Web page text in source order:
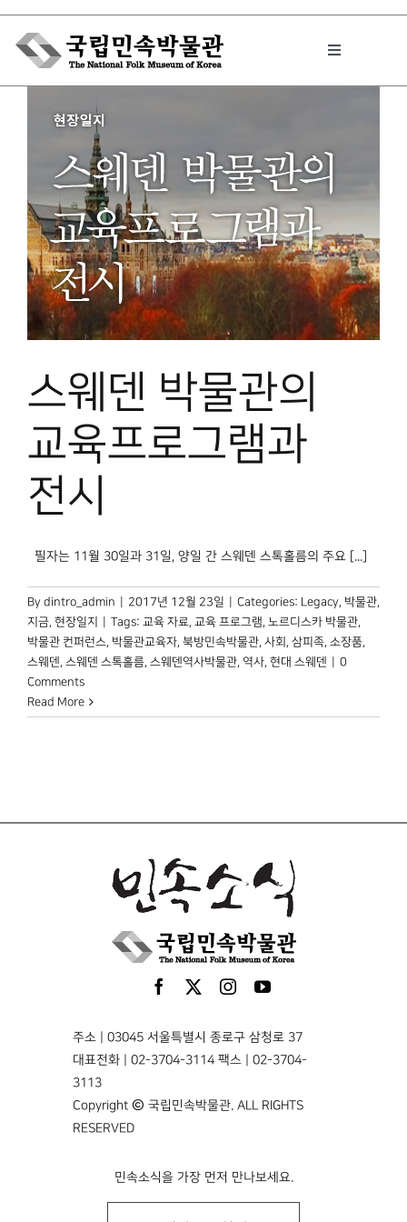
Skip
content
Toggle
박물관에서는
민속이야기
민속 인사이드
원문보기 PDF
박물관 홈페이지
스웨덴​ 박물관의
교육프로그램과
전시​
필자는 11월 30일과 31일, 양일 간 스웨덴 스톡홀름의 주요 [...]
By dintro_admin 2017년 12월 23일 Categories: Legacy, 박물관,
지금, 현장일지 Tags: 교육 자료, 교육 프로그램, 노르디스카 박물관,
박물관 컨퍼런스, 박물관교육자, 북방민속박물관, 사회 , 삼피족, 소장품,
스웨덴, 스웨덴 스톡홀름, 스웨덴역사박물관, 역사, 현대 스웨덴
0
Comments
Read More
주소 | 03045 서울특별시 종로구 삼청로 37
대표전화 | 02-3704-3114 팩스 | 02-3704-
3113
Copyright © 국립민속박물관. ALL RIGHTS
RESERVED
민속소식을 가장 먼저 만나보세요.